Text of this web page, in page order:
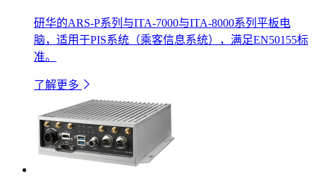
研华的ARS-P系列与ITA-7000与ITA-8000系列平板电
脑，适用于PIS系统（乘客信息系统），满足EN50155标
准。
了解更多